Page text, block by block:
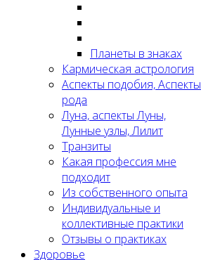
Планеты в знаках
Кармическая астрология
Аспекты подобия, Аспекты
рода
Луна, аспекты Луны,
Лунные узлы, Лилит
Транзиты
Какая профессия мне
подходит
Из собственного опыта
Индивидуальные и
коллективные практики
Отзывы о практиках
Здоровье